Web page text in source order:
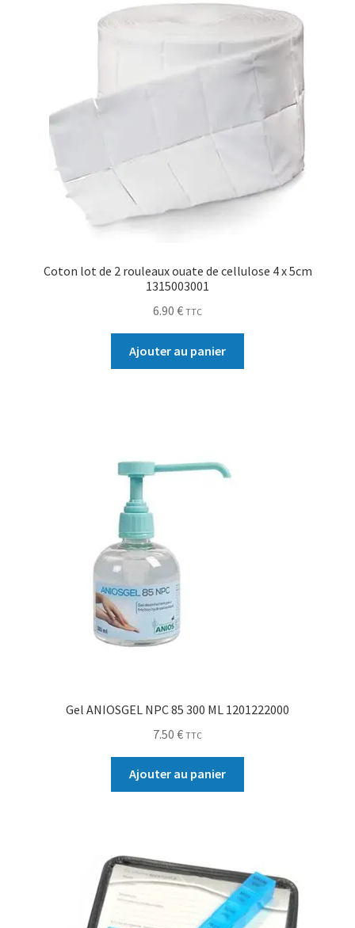
Coton lot de 2 rouleaux ouate de cellulose 4 x 5cm
1315003001
6.90 € TTC
Ajouter au panier
Gel ANIOSGEL NPC 85 300 ML 1201222000
7.50 € TTC
Ajouter au panier